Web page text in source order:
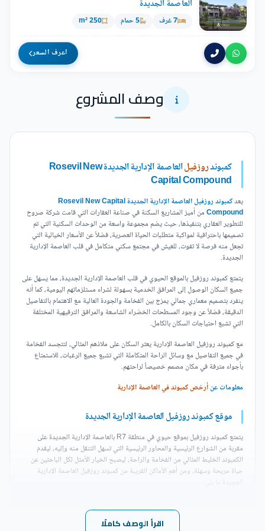
العاصمة الجديدة
7 غرف 5 حمام 250 m²
اعرف السعر
وصف المشروع
كمبوندروزفيل
العاصمة الإدارية الجديدة Rosevil New
Capital Compound
يعد
كمبوند روزفيل العاصمة الإدارية الجديدة Rosevil New Capital
Compoundمن أميز المشاريع السكنة في صناعة العقارات التي قامت شركة صروح
للتطوير العقاري بتنفيذها، حيث يضم مجموعة واسعة من الوحدات السكنية التي تم
تصميمها باحترافية لمواكبة متطلبات الحياة العصرية، فضلاً عن الأسعار الخيالية التي
تجعل منه فرصة لا تفوت، للعيش في مجتمع سكني متكامل في قلب العاصمة الإدارية
الجديدة.
يتمتع كمبوند روزفيل بالموقع الحيوي في قلب العاصمة الإدارية الجديدة، مما يسهل على
جميع السكان الوصول إلى المرافق الخدمية بسهولة لشراء مستلزماتهم اليومية، كما أنه
ينفرد بتصميم معماري جمالي يمزج بين الفخامة والجودة العالية مع الاهتمام بالتفاصيل
الدقيقة، فضلاً عن وجود المسطحات الخضراء الشاسعة والمرافق الترفيهية المختلفة
التي تشبع احتياجات السكان بالكامل.
مع كمبوند روزفيل العاصمة الإدارية يعثر السكان على ملاذهم المثالي، لتتجسد الفخامة
في جميع التفاصيل مع وسائل الراحة المتكاملة التي تشبع جميع الرغبات، للاستمتاع
بأجواء مترفة في مكان مصمم خصيصاً لراحتهم.
معلومات عنأرخص كمبوند في العاصمة الإدارية
موقع كمبوند روزفيل العاصمة الإدارية الجديدة
يتمتع كمبوند روزفيل بموقع حيوي في منطقة R7 بالعاصمة الإدارية الجديدة على
مقربة من الشوارع الرئيسية والمحاور الرئيسية التي تسهل التنقل منه وإليه، ليقدم
الكمبوند الخليط المثالي من الفخامة والراحة، ليصبح الخيار الأمثل لكل الباحثين عن
حياة مريحة وسهلة، ومن أهم الأماكن القريبة من كمبوند روزفيل العاصمة الإدارية
الجديدة ما يلي:
New Capital Compound بالقرب من كمبوند ذا ايلانداقرأ الوصف كاملًا